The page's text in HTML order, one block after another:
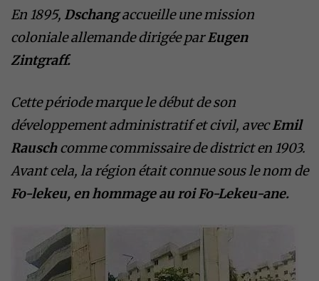
En 1895, Dschangaccueille une mission
coloniale allemande dirigée parEugen
Zintgraff.
Cette période marque le début de son
développement administratif et civil, avecEmil
Rauschcomme commissaire de district en 1903.
Avant cela, la région était connue sous le nom de
Fo-lekeu, en hommage au roi Fo-Lekeu-ane.